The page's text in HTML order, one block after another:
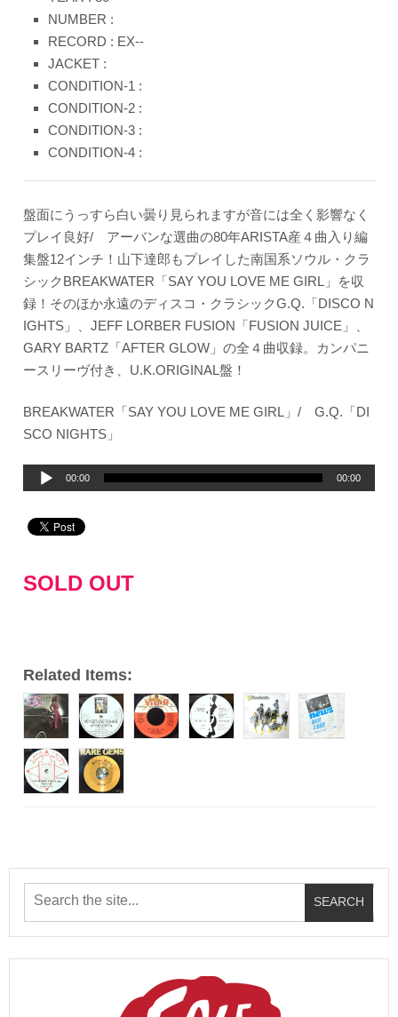
NUMBER :
RECORD : EX--
JACKET :
CONDITION-1 :
CONDITION-2 :
CONDITION-3 :
CONDITION-4 :
盤面にうっすら白い曇り見られますが音には全く影響なく
プレイ良好/ アーバンな選曲の80年ARISTA産４曲入り編
集盤12インチ！山下達郎もプレイした南国系ソウル・クラ
シックBREAKWATER「SAY YOU LOVE ME GIRL」を収
録！そのほか永遠のディスコ・クラシックG.Q.「DISCO N
IGHTS」、JEFF LORBER FUSION「FUSION JUICE」、
GARY BARTZ「AFTER GLOW」の全４曲収録。カンパニ
ースリーヴ付き、U.K.ORIGINAL盤！
BREAKWATER「SAY YOU LOVE ME GIRL」/ G.Q.「DI
SCO NIGHTS」
プ
ヤ
00:00 00:00
SOLD OUT
Related Items: